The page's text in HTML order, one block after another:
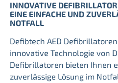
INNOVATIVE
EINE EINFACHE UND
NOTFALL
Defibtech AED
innovative Technologie von
Defibrillatoren bieten Ihnen
zuverlässige Lösung im